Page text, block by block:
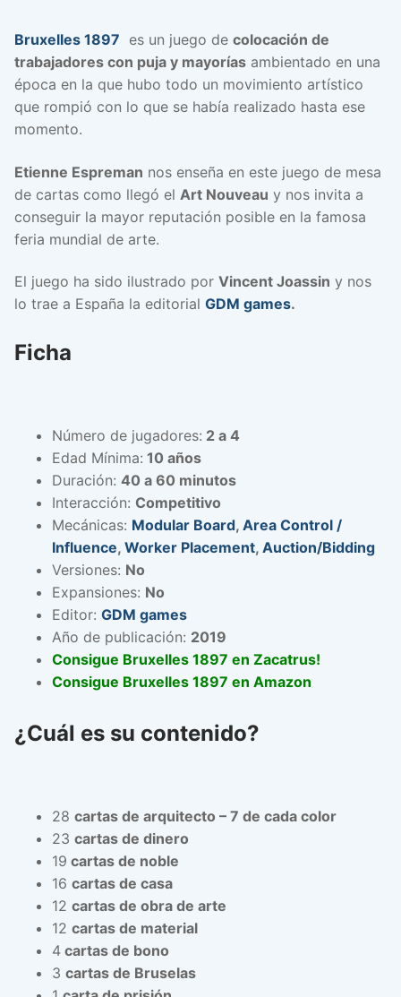
Bruxelles 1897 es un juego de colocación de
trabajadores con puja y mayorías ambientado en una
época en la que hubo todo un movimiento artístico
que rompió con lo que se había realizado hasta ese
momento.
Etienne Espreman nos enseña en este juego de mesa
de cartas como llegó el Art Nouveau y nos invita a
conseguir la mayor reputación posible en la famosa
feria mundial de arte.
El juego ha sido ilustrado por Vincent Joassin y nos
lo trae a España la editorial GDM games.
Ficha
Número de jugadores: 2 a 4
Edad Mínima: 10 años
Duración: 40 a 60 minutos
Interacción: Competitivo
Mecánicas: Modular Board, Area Control /
Influence, Worker Placement, Auction/Bidding
Versiones: No
Expansiones: No
Editor: GDM games
Año de publicación: 2019
Consigue Bruxelles 1897 en Zacatrus!
Consigue Bruxelles 1897 en Amazon
¿Cuál es su contenido?
28 cartas de arquitecto – 7 de cada color
23 cartas de dinero
19 cartas de noble
16 cartas de casa
12 cartas de obra de arte
12 cartas de material
4cartas de bono
3 cartas de Bruselas